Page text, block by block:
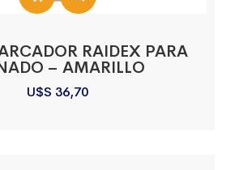
RAIDEX PARA
– AMARILLO
U$S 36,70